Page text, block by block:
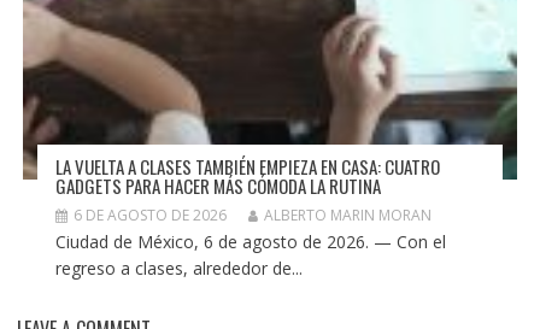
LA VUELTA A CLASES TAMBIÉN EMPIEZA EN CASA: CUATRO
GADGETS PARA HACER MÁS CÓMODA LA RUTINA
6 DE AGOSTO DE 2026 ALBERTO MARIN MORAN
Ciudad de México, 6 de agosto de 2026. — Con el
regreso a clases, alrededor de...